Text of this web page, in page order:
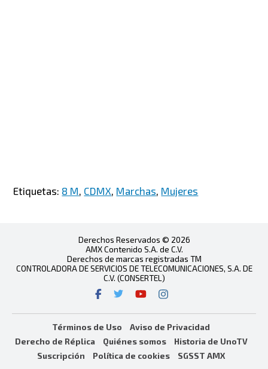
Etiquetas: 8 M CDMX Marchas Mujeres
Derechos Reservados © 2026
AMX Contenido S.A. de C.V.
Derechos de marcas registradas TM
CONTROLADORA DE SERVICIOS DE TELECOMUNICACIONES, S.A. DE
C.V. (CONSERTEL)
Términos de Uso
Aviso de Privacidad
Derecho de Réplica
Quiénes somos
Historia de UnoTV
Suscripción
Política de cookies SGSST AMX